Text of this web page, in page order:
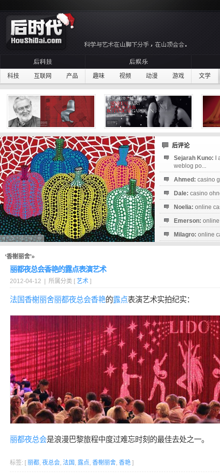
科技 互联网 产品 趣味 视频 动漫 游戏 文学
后评论
Sejarah Kuno:
weblog po...
Ahmed: casino
Dale: casino
Noelia: online
Emerson:
Milagro: online
‘香榭丽舍’»
丽都夜总会香艳的露点表演艺术
2012-04-12 | 所属分类 [ 艺术 ]
法国香榭丽舍丽都夜总会香艳的露点表演艺术实拍纪实：
丽都夜总会是浪漫巴黎旅程中度过难忘时刻的最佳去处之一。
标签: [ 丽都, 夜总会, 法国 , 露点, 香榭丽舍, 香艳 ]